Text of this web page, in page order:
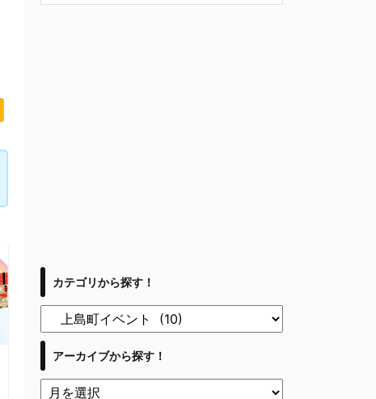
カテゴリから探す！
アーカイブから探す！